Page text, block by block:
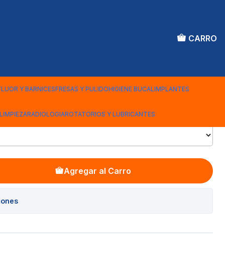
CARRO
Y BARNICESFRESAS Y PULIDOHIGIENE BUCALIMPLANTES
RADIOLOGIAROTATORIOS Y LUBRICANTES
Agregar al Carro